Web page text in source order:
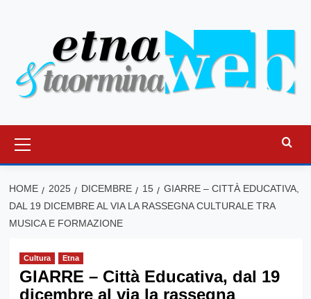
principale
HOME 2025 DICEMBRE 15
GIARRE – CITTÀ EDUCATIVA,
DAL 19 DICEMBRE AL VIA LA RASSEGNA CULTURALE TRA
MUSICA E FORMAZIONE
Cultura Etna
GIARRE – Città Educativa, dal 19
dicembre al via la rassegna